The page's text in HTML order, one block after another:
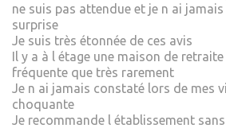
ne suis pas attendue et je n ai
surprise
Je suis très étonnée de ces avis
Il y a à l étage une maison de
fréquente que très rarement
Je n ai jamais constaté lors de mes
choquante
Je recommande l établissement